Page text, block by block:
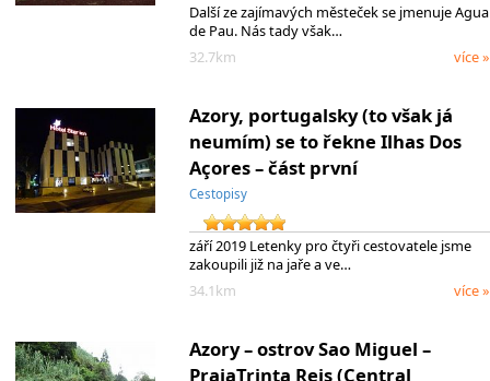
Další ze zajímavých městeček se jmenuje Agua
de Pau. Nás tady však…
32.7km
více »
Azory, portugalsky (to však já
neumím) se to řekne Ilhas Dos
Açores – část první
Cestopisy
září 2019 Letenky pro čtyři cestovatele jsme
zakoupili již na jaře a ve…
34.1km
více »
Azory – ostrov Sao Miguel –
PraiaTrinta Reis (Central